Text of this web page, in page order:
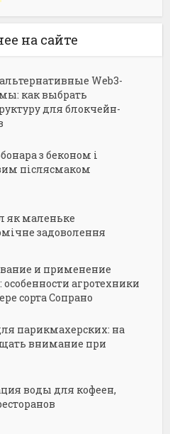
на сайте
Web3-
как выбрать
для блокчейн-
з беконом і
післясмаком
як маленьке
задоволення
и применение
агротехники
сорта Сопрано
парикмахерских: на
внимание при
воды для кофеен,